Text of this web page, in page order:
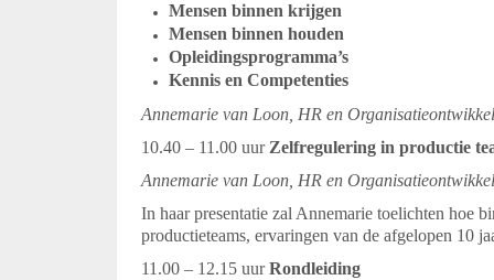
Mensen binnen krijgen
Mensen binnen houden
Opleidingsprogramma’s
Kennis en Competenties
Annemarie van Loon, HR en
10.40 – 11.00 uur Zelfregulering in productie
Annemarie van Loon, HR en
In haar presentatie zal Annemarie toelichten hoe
productieteams, ervaringen van de afgelopen 10
11.00 – 12.15 uurRondleiding